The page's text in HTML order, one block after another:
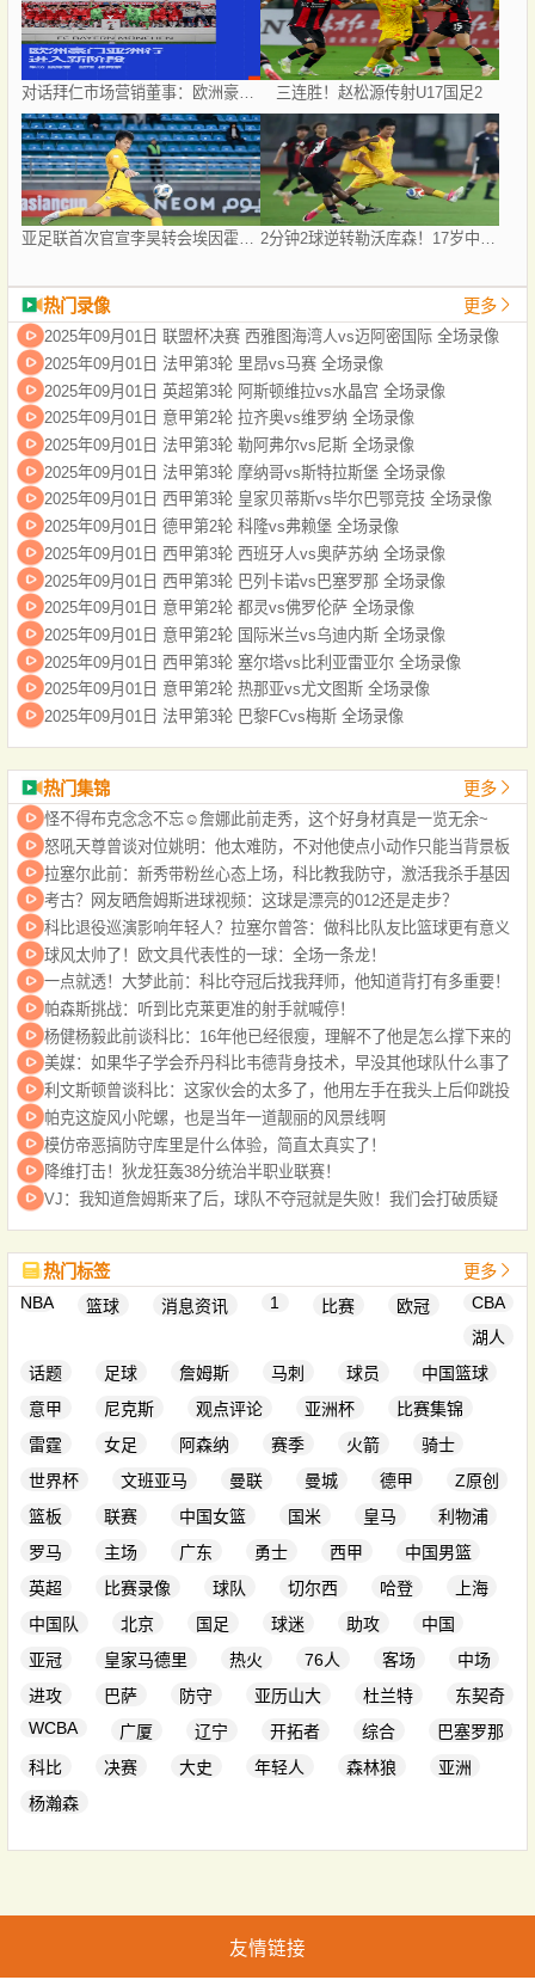
三连胜！赵松源传射U17国足2
亚足联首次官宣李昊转会埃因霍温引热议，球迷称之为假消息 2分钟2球逆转勒沃库森！17岁中国新星惊艳中国足球又让人看到了希望
热门录像 更多
2025年09月01日 联盟杯决赛 西雅图海湾人vs迈阿密国际 全场录像
2025年09月01日 法甲第3轮 里昂vs马赛 全场录像
2025年09月01日 英超第3轮 阿斯顿维拉vs水晶宫 全场录像
2025年09月01日 意甲第2轮 拉齐奥vs维罗纳 全场录像
2025年09月01日 法甲第3轮 勒阿弗尔vs尼斯 全场录像
2025年09月01日 法甲第3轮 摩纳哥vs斯特拉斯堡 全场录像
2025年09月01日 西甲第3轮 皇家贝蒂斯vs毕尔巴鄂竞技 全场录像
2025年09月01日 德甲第2轮 科隆vs弗赖堡 全场录像
2025年09月01日 西甲第3轮 西班牙人vs奥萨苏纳 全场录像
2025年09月01日 西甲第3轮 巴列卡诺vs巴塞罗那 全场录像
2025年09月01日 意甲第2轮 都灵vs佛罗伦萨 全场录像
2025年09月01日 意甲第2轮 国际米兰vs乌迪内斯 全场录像
2025年09月01日 西甲第3轮 塞尔塔vs比利亚雷亚尔 全场录像
2025年09月01日 意甲第2轮 热那亚vs尤文图斯 全场录像
2025年09月01日 法甲第3轮 巴黎FCvs梅斯 全场录像
热门集锦 更多
怪不得布克念念不忘☺️詹娜此前走秀，这个好身材真是一览无余~
怒吼天尊曾谈对位姚明：他太难防，不对他使点小动作只能当背景板
拉塞尔此前：新秀带粉丝心态上场，科比教我防守，激活我杀手基因
考古？网友晒詹姆斯进球视频：这球是漂亮的012还是走步？
科比退役巡演影响年轻人？拉塞尔曾答：做科比队友比篮球更有意义
球风太帅了！欧文具代表性的一球：全场一条龙！
一点就透！大梦此前：科比夺冠后找我拜师，他知道背打有多重要！
帕森斯挑战：听到比克莱更准的射手就喊停！
杨健杨毅此前谈科比：16年他已经很瘦，理解不了他是怎么撑下来的
美媒：如果华子学会乔丹科比韦德背身技术，早没其他球队什么事了
利文斯顿曾谈科比：这家伙会的太多了，他用左手在我头上后仰跳投
帕克这旋风小陀螺，也是当年一道靓丽的风景线啊
模仿帝恶搞防守库里是什么体验，简直太真实了！
降维打击！狄龙狂轰38分统治半职业联赛！
VJ：我知道詹姆斯来了后，球队不夺冠就是失败！我们会打破质疑
热门标签
更多
NBA
篮球 消息资讯 1 比赛 欧冠
CBA
湖人
话题
足球 詹姆斯 马刺 球员
中国篮球
意甲
尼克斯 观点评论 亚洲杯
比赛集锦
雷霆
女足 阿森纳 赛季 火箭
骑士
世界杯
文班亚马 曼联 曼城 德甲
Z原创
篮板
联赛 中国女篮 国米 皇马
利物浦
罗马
主场 广东 勇士 西甲
中国男篮
英超
比赛录像 球队 切尔西 哈登
上海
中国队
北京 国足 球迷 助攻
中国
亚冠
皇家马德里 热火 76人 客场
中场
进攻
巴萨 防守 亚历山大 杜兰特
东契奇
WCBA
广厦 辽宁 开拓者 综合
巴塞罗那
科比
决赛 大史 年轻人 森林狼
亚洲
杨瀚森
友情链接